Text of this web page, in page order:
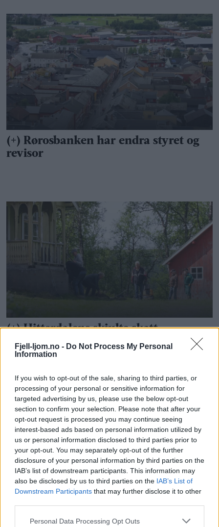
Fjell-ljom.no - Do Not Process My Personal
Information
If you wish to opt-out of the sale, sharing to third parties, or
processing of your personal or sensitive information for
targeted advertising by us, please use the below opt-out
section to confirm your selection. Please note that after your
opt-out request is processed you may continue seeing
interest-based ads based on personal information utilized by
us or personal information disclosed to third parties prior to
your opt-out. You may separately opt-out of the further
disclosure of your personal information by third parties on the
IAB’s list of downstream participants. This information may
also be disclosed by us to third parties on the IAB’s List of
Downstream Participants that may further disclose it to other
Personal Data Processing Opt Outs